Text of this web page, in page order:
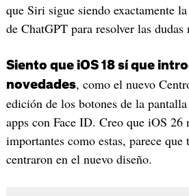
que Siri sigue siendo exactamente
de ChatGPT para resolver las dudas
Siento que iOS 18 sí que
novedades, como el nuevo
edición de los botones de la
apps con Face ID. Creo que iOS 26
importantes como estas, parece que
centraron en el nuevo diseño.